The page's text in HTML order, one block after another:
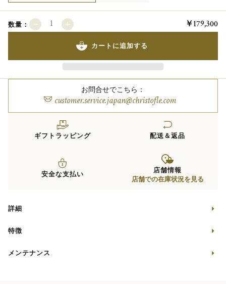
数量： ￥179,300
カートに追加する
お問合せでこちら：
customer.service.japan@christofle.com
ギフトラッピング 配送＆返品
安全な支払い 店舗情報
店舗での在庫状況を見る
詳細
特徴
メンテナンス